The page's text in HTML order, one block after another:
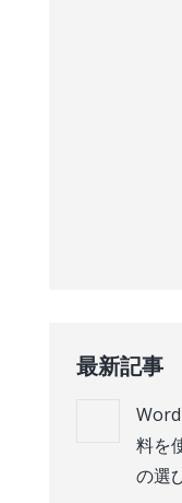
最新記事
料を
の選